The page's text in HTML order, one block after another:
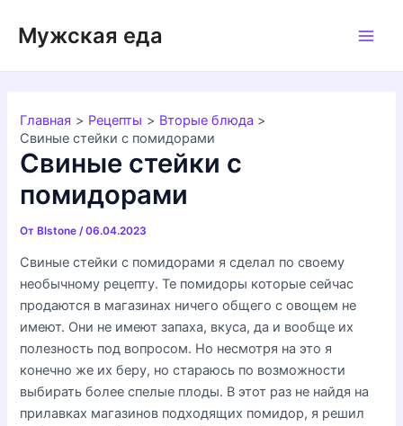
содержимому
Мужская еда
Главная Рецепты
Вторые блюда
Свиные стейки с помидорами
Свиные стейки с
помидорами
ОтBlstone /06.04.2023
Свиные стейки с помидорами я сделал по своему
необычному рецепту. Те помидоры которые сейчас
продаются в магазинах ничего общего с овощем не
имеют. Они не имеют запаха, вкуса, да и вообще их
полезность под вопросом. Но несмотря на это я
конечно же их беру, но стараюсь по возможности
выбирать более спелые плоды. В этот раз не найдя на
прилавках магазинов подходящих помидор, я решил